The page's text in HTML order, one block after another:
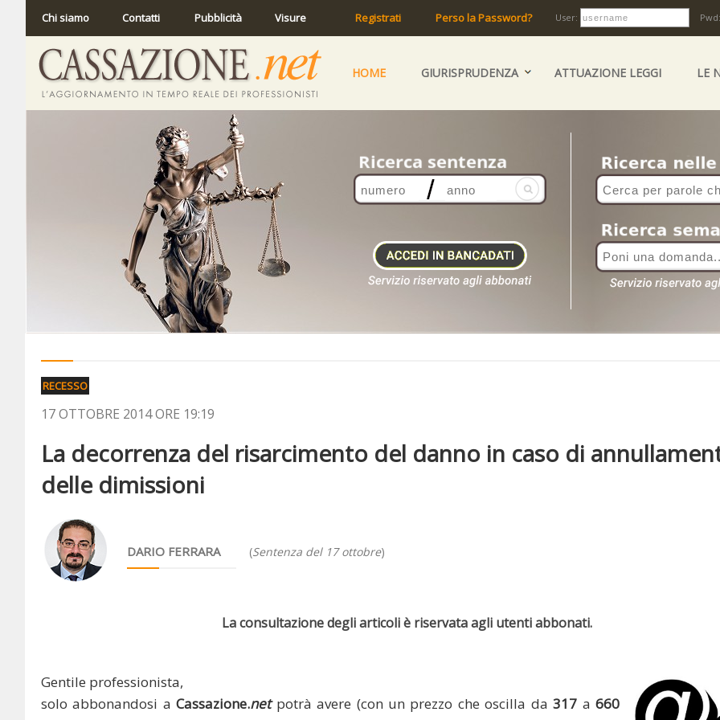
Chi siamo Contatti Pubblicità Visure Registrati Perso la Password? User:
HOME GIURISPRUDENZA ATTUAZIONE LEGGI LE
RECESSO
17 OTTOBRE 2014 ORE 19:19
La decorrenza del risarcimento del danno in caso di
delle dimissioni
DARIO FERRARA (Sentenza del 17 ottobre)
La consultazione degli articoli è riservata agli utenti abbonati.
Gentile professionista,
solo abbonandosi aCassazione.netpotrà avere (con un prezzo che oscilla da317 a660